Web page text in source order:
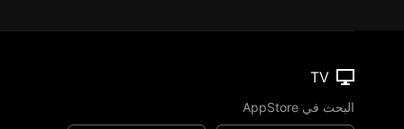
TV
البحث في AppStore